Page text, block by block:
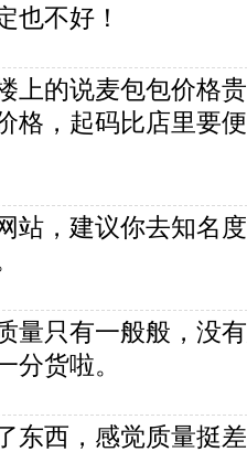
也不好！
上的说麦包包价格
格，起码比店里要
站，建议你去知名
量只有一般般，没
分货啦。
东西，感觉质量挺